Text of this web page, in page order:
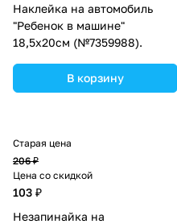
Наклейка на автомобиль
"Ребенок в машине"
18,5х20см (№7359988).
В корзину
Старая цена
206 ₽
Цена со скидкой
103 ₽
Незапинайка на